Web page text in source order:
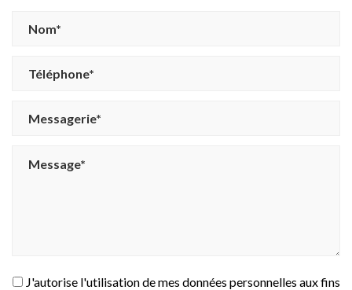
J'autorise l'utilisation de mes données personnelles aux fins